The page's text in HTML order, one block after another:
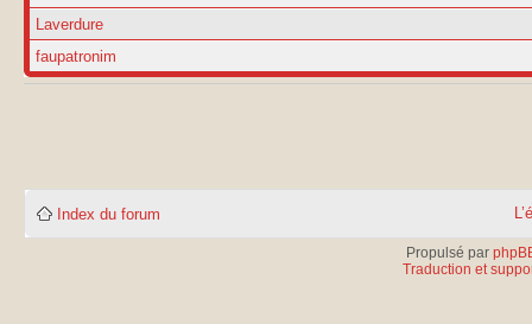
Laverdure
faupatronim
Index du forum
Propulsé par
Traduction et